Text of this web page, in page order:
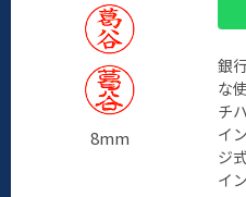
8mm
銀
な
チ
イ
ジ
イ